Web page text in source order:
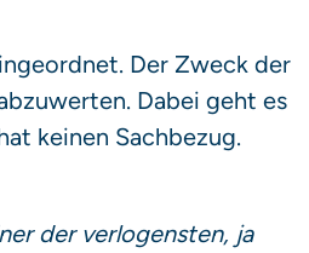
Der Zweck der
Dabei geht es
keinen Sachbezug.
der verlogensten, ja